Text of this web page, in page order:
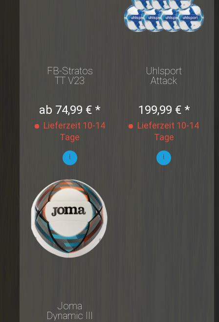
FB-Stratos
TT V23
ab 74,99 € *
Lieferzeit 10-14
Tage
i
Uhlsport
Attack
199,99 € *
Lieferzeit 10-14
Tage
i
Joma
Dynamic III